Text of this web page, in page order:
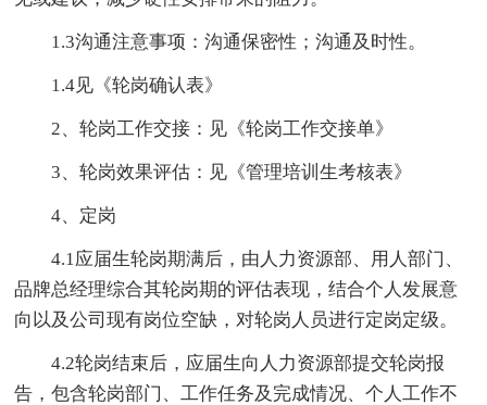
1.3沟通注意事项：沟通保密性；沟通及时性。
1.4见《轮岗确认表》
2、轮岗工作交接：见《轮岗工作交接单》
3、轮岗效果评估：见《管理培训生考核表》
4、定岗
4.1应届生轮岗期满后，由人力资源部、用人部门、
品牌总经理综合其轮岗期的评估表现，结合个人发展意
向以及公司现有岗位空缺，对轮岗人员进行定岗定级。
4.2轮岗结束后，应届生向人力资源部提交轮岗报
告，包含轮岗部门、工作任务及完成情况、个人工作不